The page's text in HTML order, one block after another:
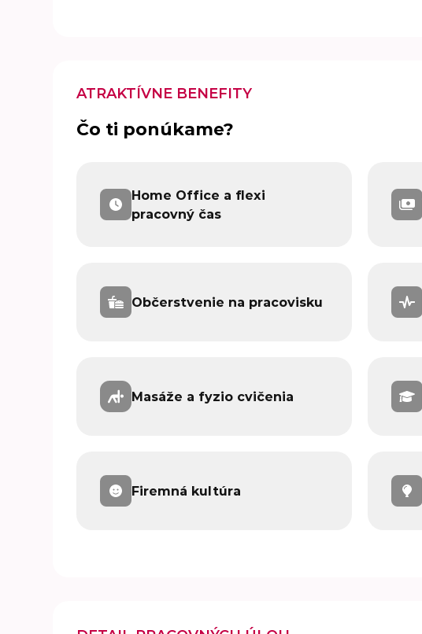
ATRAKTÍVNE BENEFITY
Čo ti ponúkame?
Home Office a flexi
pracovný čas
Občerstvenie na pracovisku
Masáže a fyzio cvičenia
Firemná kultúra